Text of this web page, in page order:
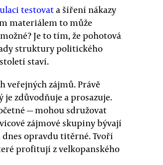
testovata šíření nákazy
materiálem to může
Je to tím, že pohotová
struktury politického
staví.
veřejných zájmů. Právě
zdůvodňuje a prosazuje.
— mohou sdružovat
zájmové skupiny bývají
opravdu titěrné. Tvoří
profitují z velkopanského